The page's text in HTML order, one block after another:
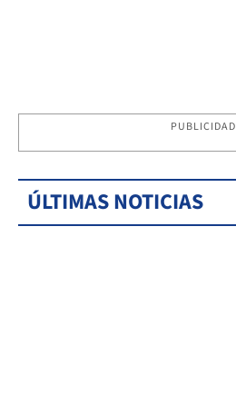
PUBLICIDAD
ÚLTIMAS NOTICIAS